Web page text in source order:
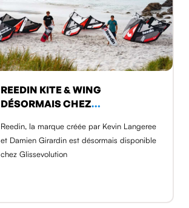
REEDIN KITE & WING
DÉSORMAIS CHEZ
Reedin, la marque créée par Kevin Langeree
et Damien Girardin est désormais disponible
chez Glissevolution